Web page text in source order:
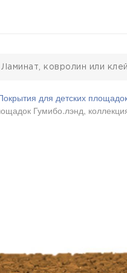
для детских
Гумибо.лэнд,